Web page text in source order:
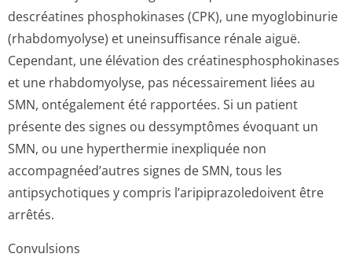
descréatines phosphokinases (CPK), une myoglobinurie
(rhabdomyolyse) et uneinsuffisance rénale aiguë.
Cependant, une élévation des créatinesphos­phokinases
et une rhabdomyolyse, pas nécessairement liées au
SMN, ontégalement été rapportées. Si un patient
présente des signes ou dessymptômes évoquant un
SMN, ou une hyperthermie inexpliquée non
accompagnéed’autres signes de SMN, tous les
antipsychotiques y compris l’aripiprazole­doivent être
arrêtés.
Convulsions